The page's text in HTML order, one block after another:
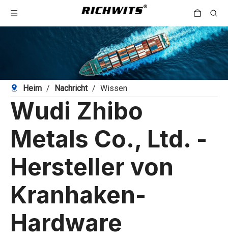
Heim / Nachricht / Wissen
Wudi Zhibo
Metals Co., Ltd. -
Hersteller von
Kranhaken-
Hardware